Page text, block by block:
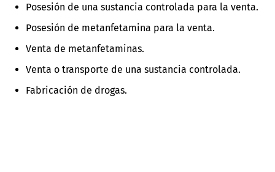
Posesión de una sustancia controlada para la venta.
Posesión de metanfetamina para la venta.
Venta de metanfetaminas.
Venta o transporte de una sustancia controlada.
Fabricación de drogas.